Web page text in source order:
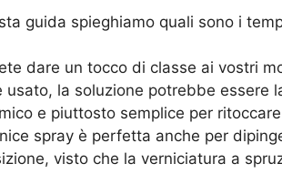
guida spieghiamo quali sono i
dare un tocco di classe ai vostri
usato, la soluzione potrebbe essere
e piuttosto semplice per
spray è perfetta anche per
visto che la verniciatura a